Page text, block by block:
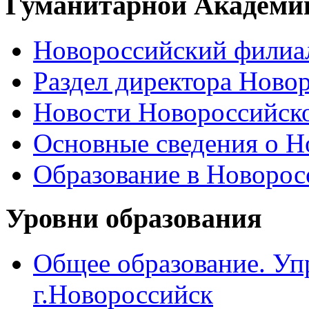
Новороссийский
Раздел директора
Новости
Основные сведения о
Образование в
Уровни образования
Общее образование.
г.Новороссийск